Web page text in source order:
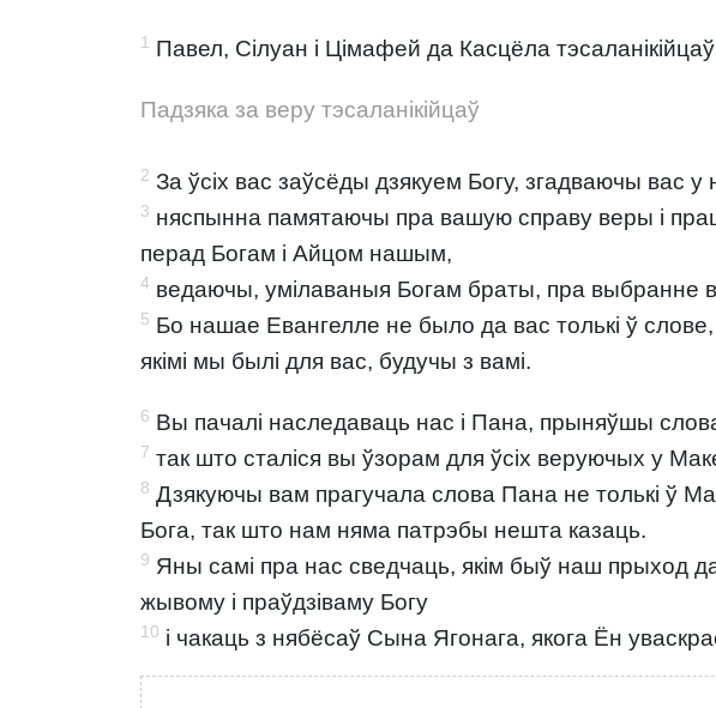
1 Павел, Сілуан і Цімафей да Касцёла
Падзяка за веру тэсаланікійцаў
2 За ўсіх вас заўсёды дзякуем Богу, згадваючы вас
3 няспынна памятаючы пра вашую справу веры і
перад Богам і Айцом нашым,
4 ведаючы, умілаваныя Богам браты, пра выбранне
5 Бо нашае Евангелле не было да вас толькі ў
якімі мы былі для вас, будучы з вамі.
6 Вы пачалі наследаваць нас і Пана, прыняўшы
7 так што сталіся вы ўзорам для ўсіх веруючых у
8 Дзякуючы вам прагучала слова Пана не толькі ў
Бога, так што нам няма патрэбы нешта казаць.
9 Яны самі пра нас сведчаць, якім быў наш прыход
жывому і праўдзіваму Богу
10 і чакаць з нябёсаў Сына Ягонага, якога Ён